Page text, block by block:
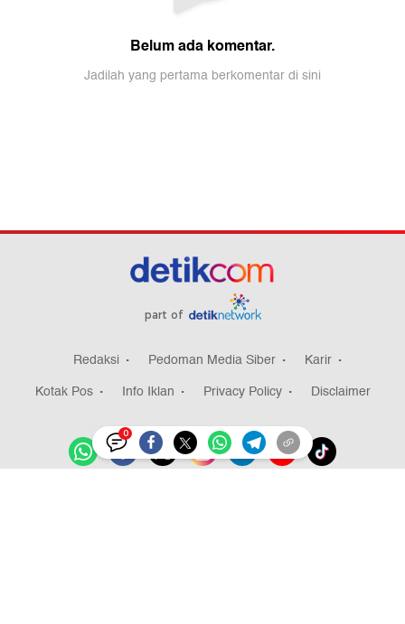
0
part of
Redaksi Pedoman Media Siber
Karir
Kotak Pos
Info Iklan Privacy Policy Disclaimer